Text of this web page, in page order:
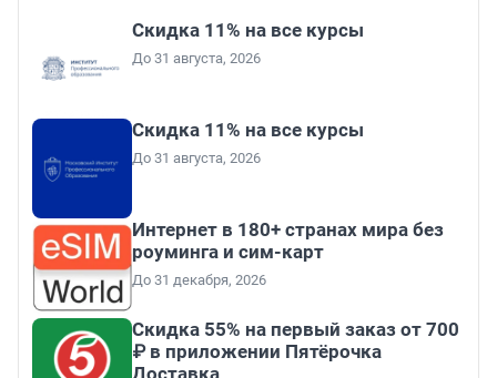
Скидка 11% на все курсы
До 31 августа, 2026
Скидка 11% на все курсы
До 31 августа, 2026
Интернет в 180+ странах мира без
роуминга и сим-карт
До 31 декабря, 2026
Скидка 55% на первый заказ от 700
₽ в приложении Пятёрочка